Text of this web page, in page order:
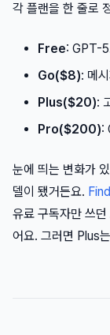
각 플랜을 한 줄로
Free: GPT-
Go($8): 메
Plus($20):
Pro($200):
눈에 띄는 변화가
델이 됐거든요.
유료 구독자만 쓰
어요. 그러면 Plus